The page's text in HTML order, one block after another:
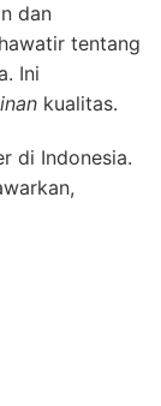
dan
tentang
Ini
kualitas.
di Indonesia.